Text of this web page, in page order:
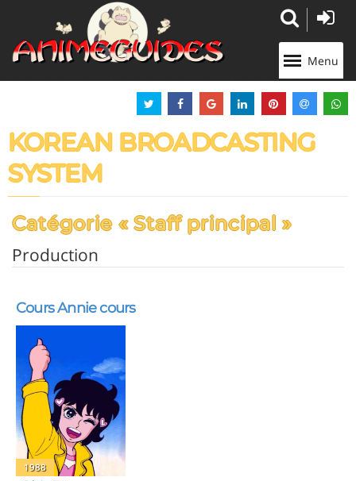
Menu
KOREAN BROADCASTING
SYSTEM
Catégorie « Staff principal »
Production
Cours Annie cours
1988
Panneau de gestion des cookies